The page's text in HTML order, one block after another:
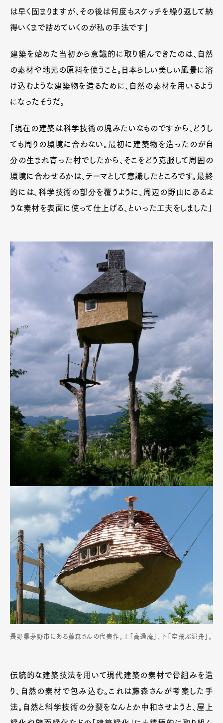
は早く固まりますが、その後は何度もスケッチを繰り返して納
得いくまで詰めていくのが私の手法です」
建築を始めた当初から意識的に取り組んできたのは、自然
の素材や地元の原料を使うこと。日本らしい美しい風景に溶
け込むような建築物を造るために、自然の素材を用いるよう
になったそうだ。
「現在の建築は科学技術の塊みたいなものですから、どうし
ても周りの環境に合わない。最初に建築物を造ったのが自
分の生まれ育った村でしたから、そこをどう克服して周囲の
環境に合わせるかは、テーマとして意識したところです。最終
的には、科学技術の部分を覆うように、周辺の野山にあるよ
うな素材を表面に使って仕上げる、といった工夫をしました」
長野県茅野市にある藤森さんの代表作。上「高過庵」、下「空飛ぶ泥舟」。
伝統的な建築技法を用いて現代建築の素材で骨組みを造
り、自然の素材で包み込む。これは藤森さんが考案した手
法。自然と科学技術の分裂をなんとか中和させようと、屋上